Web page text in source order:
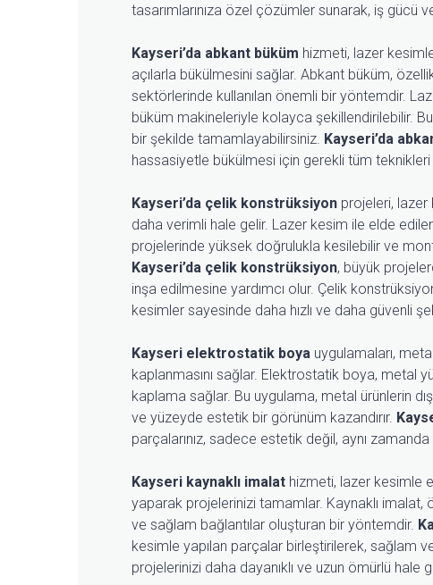
tasarımlarınıza özel çözümler sunarak, iş gücü
Kayseri’da abkant büküm hizmeti, lazer
açılarla bükülmesini sağlar. Abkant büküm,
sektörlerinde kullanılan önemli bir yöntemdir.
büküm makineleriyle kolayca şekillendirilebilir.
bir şekilde tamamlayabilirsiniz. Kayseri’da
hassasiyetle bükülmesi için gerekli tüm teknikleri
Kayseri’da çelik konstrüksiyon projeleri,
daha verimli hale gelir. Lazer kesim ile elde
projelerinde yüksek doğrulukla kesilebilir ve
Kayseri’da çelik konstrüksiyon, büyük
inşa edilmesine yardımcı olur. Çelik
kesimler sayesinde daha hızlı ve daha güvenli
Kayseri elektrostatik boya uygulamaları,
kaplanmasını sağlar. Elektrostatik boya, metal
kaplama sağlar. Bu uygulama, metal ürünlerin
ve yüzeyde estetik bir görünüm kazandırır.
parçalarınız, sadece estetik değil, aynı
Kayseri kaynaklı imalat hizmeti, lazer kesimle
yaparak projelerinizi tamamlar. Kaynaklı imalat,
ve sağlam bağlantılar oluşturan bir yöntemdir.
kesimle yapılan parçalar birleştirilerek, sağlam
projelerinizi daha dayanıklı ve uzun ömürlü hale